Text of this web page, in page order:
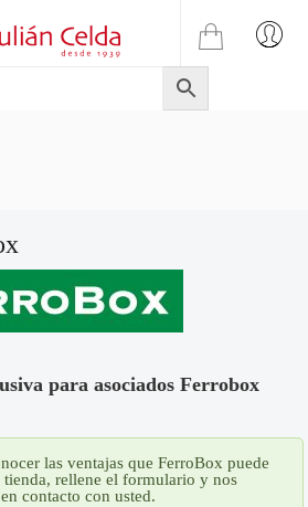
TIENDA
ONLINE
DE
JULIAN
para asociados Ferrobox
las ventajas que FerroBox puede
tienda, rellene el formulario y nos
contacto con usted.